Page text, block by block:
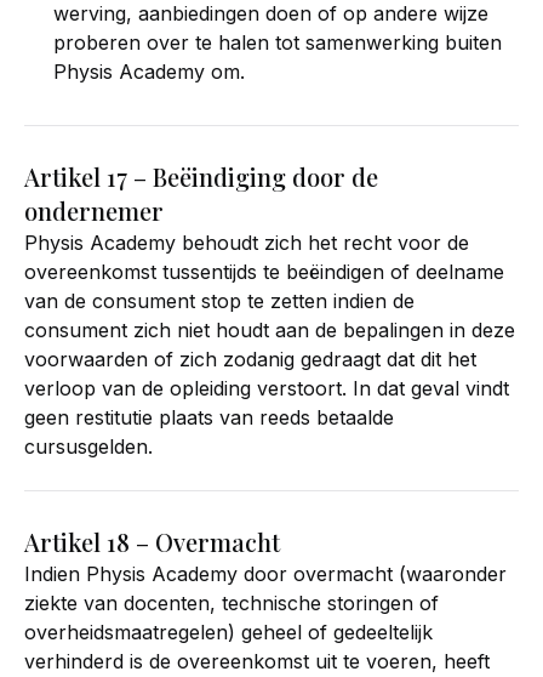
werving, aanbiedingen doen of op andere wijze
proberen over te halen tot samenwerking buiten
Physis Academy om.
Artikel 17 – Beëindiging door de
ondernemer
Physis Academy behoudt zich het recht voor de
overeenkomst tussentijds te beëindigen of deelname
van de consument stop te zetten indien de
consument zich niet houdt aan de bepalingen in deze
voorwaarden of zich zodanig gedraagt dat dit het
verloop van de opleiding verstoort. In dat geval vindt
geen restitutie plaats van reeds betaalde
cursusgelden.
Artikel 18 – Overmacht
Indien Physis Academy door overmacht (waaronder
ziekte van docenten, technische storingen of
overheidsmaatregelen) geheel of gedeeltelijk
verhinderd is de overeenkomst uit te voeren, heeft